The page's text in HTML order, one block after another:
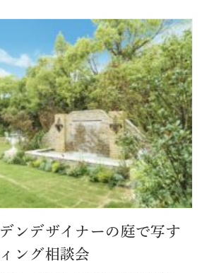
春婚プ…
ンデザイナーの庭で写す
ング相談会